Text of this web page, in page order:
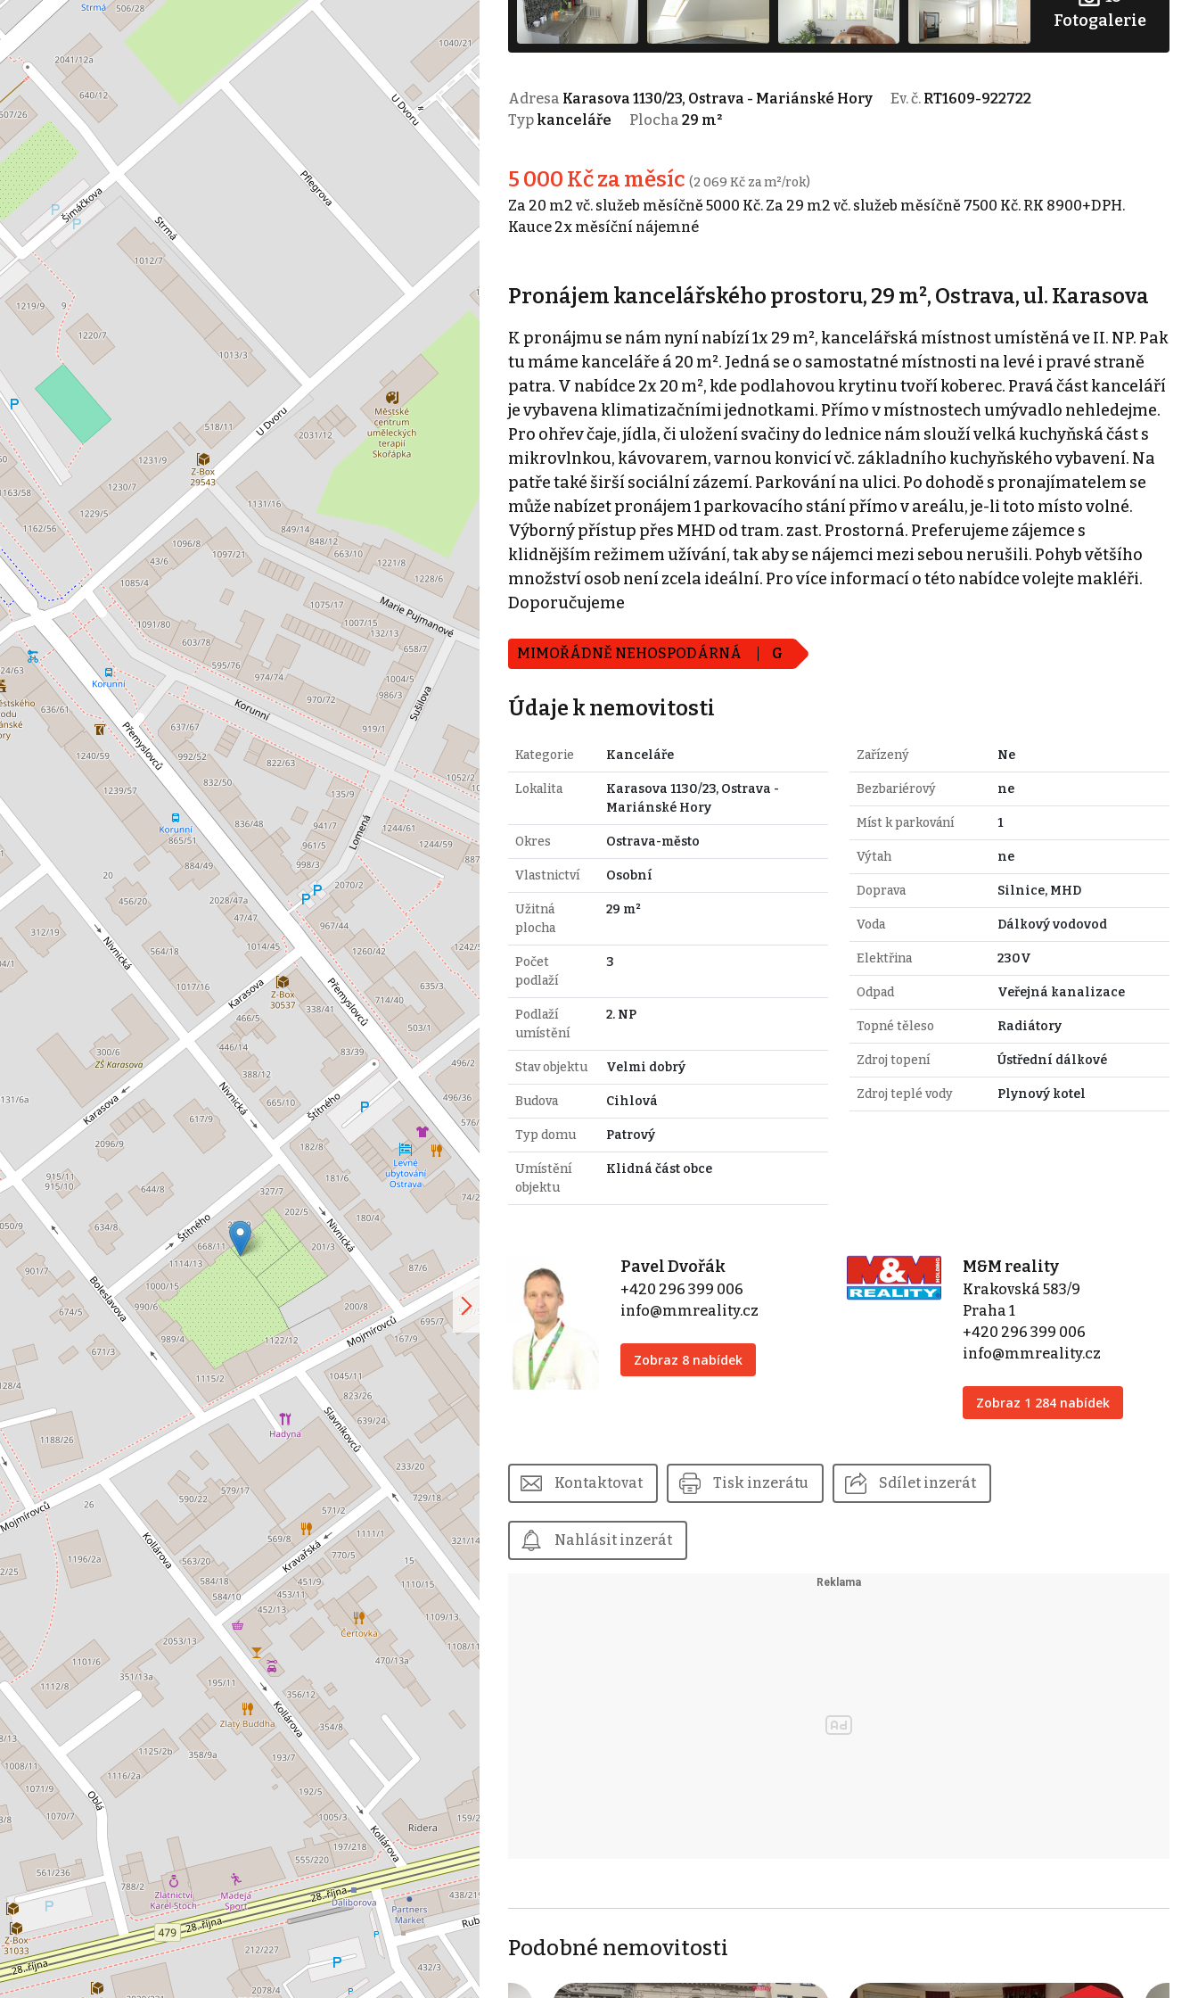
Fotogalerie
Adresa Karasova 1130/23, Ostrava - Mariánské Hory Ev. č. RT1609-922722
Typ kanceláře Plocha 29 m²
5 000 Kč za měsíc (2 069 Kč za m²/rok)
Za 20 m2 vč. služeb měsíčně 5000 Kč. Za 29 m2 vč. služeb měsíčně 7500 Kč. RK 8900+DPH.
Kauce 2x měsíční nájemné
Pronájem kancelářského prostoru, 29 m², Ostrava, ul. Karasova
K pronájmu se nám nyní nabízí 1x 29 m², kancelářská místnost umístěná ve II. NP. Pak
tu máme kanceláře á 20 m². Jedná se o samostatné místnosti na levé i pravé straně
patra. V nabídce 2x 20 m², kde podlahovou krytinu tvoří koberec. Pravá část kanceláří
je vybavena klimatizačními jednotkami. Přímo v místnostech umývadlo nehledejme.
Pro ohřev čaje, jídla, či uložení svačiny do lednice nám slouží velká kuchyňská část s
mikrovlnkou, kávovarem, varnou konvicí vč. základního kuchyňského vybavení. Na
patře také širší sociální zázemí. Parkování na ulici. Po dohodě s pronajímatelem se
může nabízet pronájem 1 parkovacího stání přímo v areálu, je-li toto místo volné.
Výborný přístup přes MHD od tram. zast. Prostorná. Preferujeme zájemce s
klidnějším režimem užívání, tak aby se nájemci mezi sebou nerušili. Pohyb většího
množství osob není zcela ideální. Pro více informací o této nabídce volejte makléři.
Doporučujeme
MIMOŘÁDNĚ NEHOSPODÁRNÁ G
Údaje k nemovitosti
Kategorie Kanceláře
Lokalita
Karasova 1130/23, Ostrava -
Mariánské Hory
Okres Ostrava-město
Vlastnictví Osobní
Užitná
plocha
29 m²
Počet
podlaží
3
Podlaží
umístění
2. NP
Stav objektu Velmi dobrý
Budova Cihlová
Typ domu Patrový
Umístění
objektu
Klidná část obce
Zařízený Ne
Bezbariérový ne
Míst k parkování 1
Výtah ne
Doprava Silnice, MHD
Voda Dálkový vodovod
Elektřina 230V
Odpad Veřejná kanalizace
Topné těleso Radiátory
Zdroj topení Ústřední dálkové
Zdroj teplé vody Plynový kotel
Pavel Dvořák
+420 296 399 006
info@mmreality.cz
Zobraz 8 nabídek
M&M reality
Krakovská 583/9
Praha 1
+420 296 399 006
info@mmreality.cz
Zobraz 1 284 nabídek
Kontaktovat Tisk inzerátu Sdílet inzerát
Nahlásit inzerát
Podobné nemovitosti